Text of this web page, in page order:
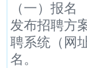
（一）报名
发布招聘方
聘系统（网
名。